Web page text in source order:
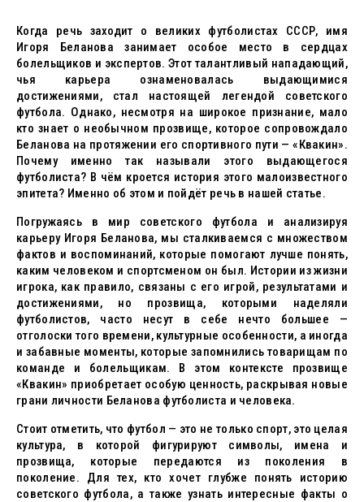
Когда речь заходит о великих футболистах СССР, имя
Игоря Беланова занимает особое место в сердцах
болельщиков и экспертов. Этот талантливый нападающий,
чья карьера ознаменовалась выдающимися
достижениями, стал настоящей легендой советского
футбола. Однако, несмотря на широкое признание, мало
кто знает о необычном прозвище, которое сопровождало
Беланова на протяжении его спортивного пути — «Квакин».
Почему именно так называли этого выдающегося
футболиста? В чём кроется история этого малоизвестного
эпитета? Именно об этом и пойдёт речь в нашей статье.
Погружаясь в мир советского футбола и анализируя
карьеру Игоря Беланова, мы сталкиваемся с множеством
фактов и воспоминаний, которые помогают лучше понять,
каким человеком и спортсменом он был. Истории из жизни
игрока, как правило, связаны с его игрой, результатами и
достижениями, но прозвища, которыми наделяли
футболистов, часто несут в себе нечто большее —
отголоски того времени, культурные особенности, а иногда
и забавные моменты, которые запомнились товарищам по
команде и болельщикам. В этом контексте прозвище
«Квакин» приобретает особую ценность, раскрывая новые
грани личности Беланова футболиста и человека.
Стоит отметить, что футбол — это не только спорт, это целая
культура, в которой фигурируют символы, имена и
прозвища, которые передаются из поколения в
поколение. Для тех, кто хочет глубже понять историю
советского футбола, а также узнать интересные факты о